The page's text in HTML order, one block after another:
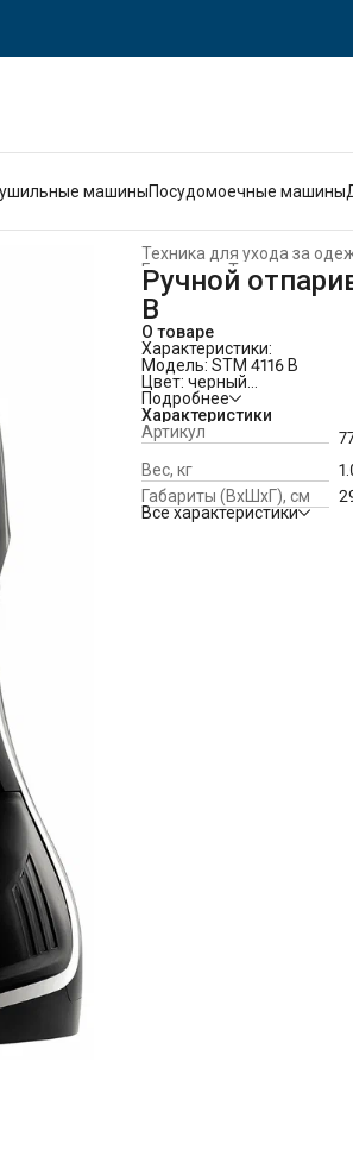
машиныПосудомоечные машины
Техника для ухода за
Техника для
Главная
Ручной
B
О товаре
Характеристики:
Модель: STM 4116 B
Цвет: черный
Мощность: 1400-1600 Вт
Напряжение/Частота:
Длина шнура (Питание):
Подошва (материал):
Индикация: LCD-дисплей
Режим "ЭКО": да
Насосная система: да
Сухая глажка: нет
Подробнее
Характеристики
Артикул
Вес, кг
Габариты (ВxШxГ), см
Все характеристики